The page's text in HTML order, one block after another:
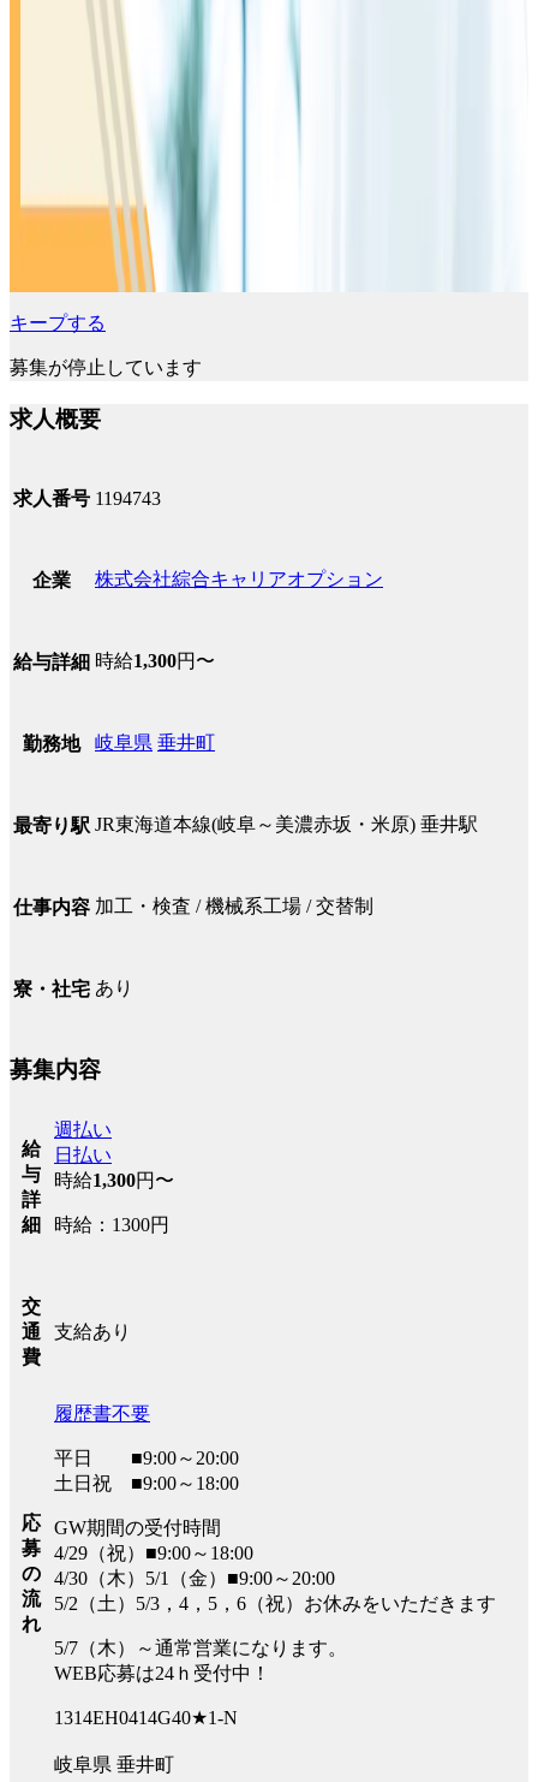
キープする
募集が停止しています
求人概要
求人番号 1194743
企業 株式会社綜合キャリアオプション
給与詳細 時給1,300円〜
勤務地 岐阜県 垂井町
最寄り駅 JR東海道本線(岐阜～美濃赤坂・米原) 垂井駅
仕事内容 加工・検査 / 機械系工場 / 交替制
寮・社宅 あり
募集内容
給
与
詳
細
週払い
日払い
時給1,300円〜
時給：1300円
交
通
費
支給あり
応
募
の
流
れ
履歴書不要
平日 ■9:00～20:00
土日祝 ■9:00～18:00
GW期間の受付時間
4/29（祝）■9:00～18:00
4/30（木）5/1（金）■9:00～20:00
5/2（土）5/3，4，5，6（祝）お休みをいただきます
5/7（木）～通常営業になります。
WEB応募は24ｈ受付中！
1314EH0414G40★1-N
岐阜県 垂井町